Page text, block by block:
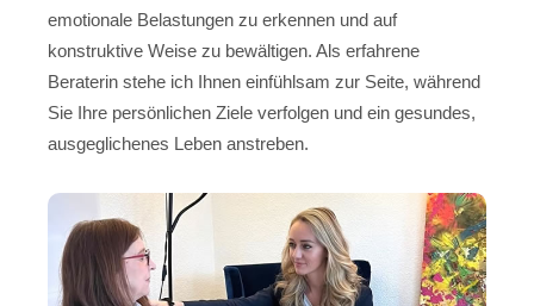
emotionale Belastungen zu erkennen und auf
konstruktive Weise zu bewältigen. Als erfahrene
Beraterin stehe ich Ihnen einfühlsam zur Seite, während
Sie Ihre persönlichen Ziele verfolgen und ein gesundes,
ausgeglichenes Leben anstreben.